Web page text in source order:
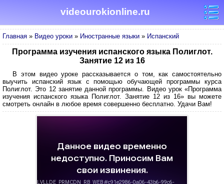
videourokionline.ru
Главная » Видео уроки » Иностранные языки » Испанский
Программа изучения испанского языка Полиглот.
Занятие 12 из 16
В этом видео уроке рассказывается о том, как самостоятельно
выучить испанский язык с помощью обучающей программы курса
Полиглот. Это 12 занятие данной программы. Видео урок «Программа
изучения испанского языка Полиглот. Занятие 12 из 16» вы можете
смотреть онлайн в любое время совершенно бесплатно. Удачи Вам!